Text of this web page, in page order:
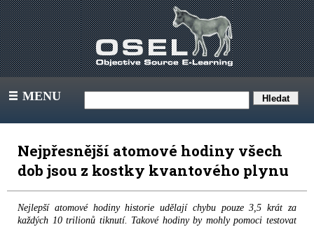
III MENU
Nejpřesnější atomové hodiny všech
dob jsou z kostky kvantového plynu
Nejlepší atomové hodiny historie udělají chybu pouze 3,5 krát za
každých 10 trilionů tiknutí. Takové hodiny by mohly pomoci testovat